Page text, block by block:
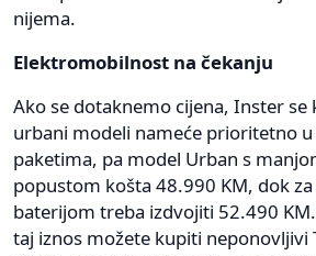
nijema.
Elektromobilnost na čekanju
Ako se dotaknemo cijena, Inster se
urbani modeli nameće prioritetno
paketima, pa model Urban s
popustom košta 48.990 KM, dok
baterijom treba izdvojiti 52.490
taj iznos možete kupiti neponovljivi